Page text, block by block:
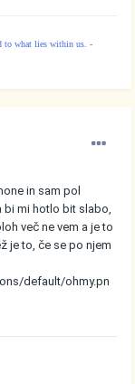
to what lies within us. -
in sam pol
bi mi hotlo bit slabo,
več ne vem a je to
je to, če se po njem
default/ohmy.pn